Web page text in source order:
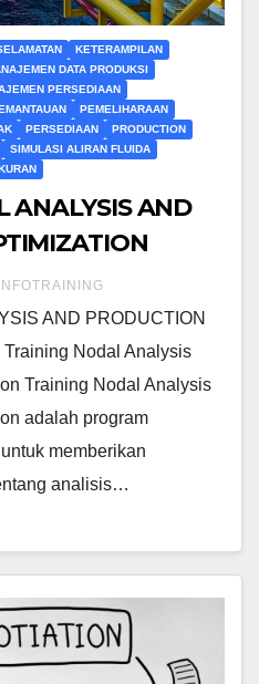
KETERAMPILAN
DATA PRODUKSI
PERSEDIAAN
PEMELIHARAAN
PERSEDIAAN
PRODUCTION
SIMULASI ALIRAN FLUIDA
ANALYSIS AND
AND PRODUCTION
Nodal Analysis
Training Nodal Analysis
adalah program
memberikan
analisis…